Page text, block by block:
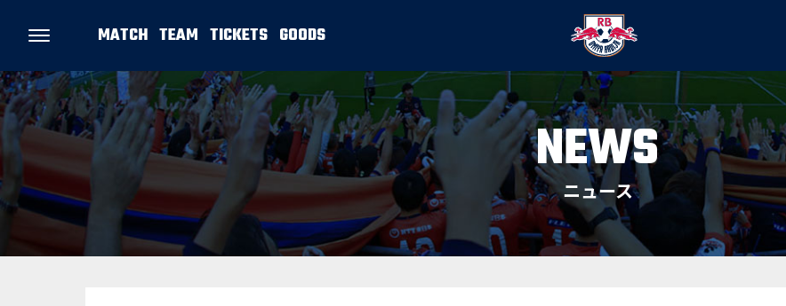
MATCH TEAM TICKETS GOODS
NEWS
ニュース